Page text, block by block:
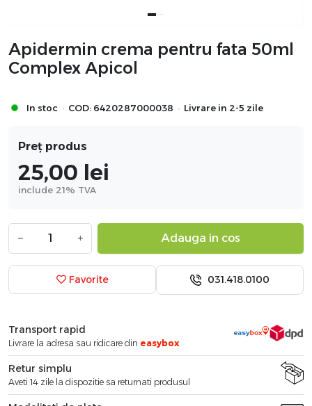
Apidermin crema pentru fata 50ml
Complex Apicol
In stoc · COD: 6420287000038 · Livrare in 2-5 zile
Preț produs
25,00 lei
include 21% TVA
− + Adauga in cos
Favorite 031.418.0100
Transport rapid
Livrare la adresa sau ridicare din easybox
Retur simplu
Aveti 14 zile la dispozitie sa returnati produsul